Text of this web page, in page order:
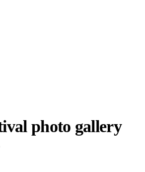
photo gallery